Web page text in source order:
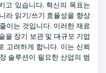
고 있습니다. 혁신의 목표는
라 읽기/쓰기 효율성을 향상
이는 것입니다. 이러한 재료
을 장기 보관 및 대규모 기업
고려하게 합니다. 이는 신뢰
솔루션이 필요한 산업의 범